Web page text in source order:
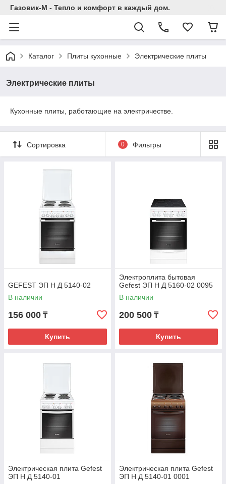
Газовик-М - Тепло и комфорт в каждый дом.
Каталог Плиты кухонные Электрические плиты
Электрические плиты
Кухонные плиты, работающие на электричестве.
Сортировка 0 Фильтры
GEFEST ЭП Н Д 5140-02
В наличии
156 000 ₸
Купить
Электроплита бытовая
Gefest ЭП Н Д 5160-02 0095
В наличии
200 500 ₸
Купить
Электрическая плита Gefest
ЭП Н Д 5140-01
Электрическая плита Gefest
ЭП Н Д 5140-01 0001